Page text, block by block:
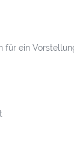
für ein